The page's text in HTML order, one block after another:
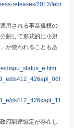
releases/2013/febr
用される事業規模の
割して形式的に小規
が使われることもあ
dispu_status_e.htm
ds412_426apl_06f
ds412_426xapl_11
府調達協定が存在し